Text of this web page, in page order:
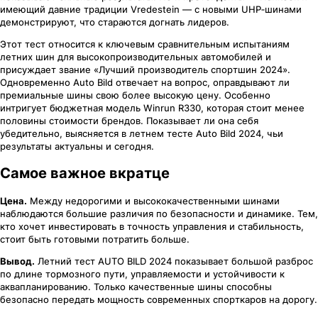
имеющий давние традиции Vredestein — с новыми UHP‑шинами
демонстрируют, что стараются догнать лидеров.
Этот тест относится к ключевым сравнительным испытаниям
летних шин для высокопроизводительных автомобилей и
присуждает звание «Лучший производитель спортшин 2024».
Одновременно Auto Bild отвечает на вопрос, оправдывают ли
премиальные шины свою более высокую цену. Особенно
интригует бюджетная модель Winrun R330, которая стоит менее
половины стоимости брендов. Показывает ли она себя
убедительно, выясняется в летнем тесте Auto Bild 2024, чьи
результаты актуальны и сегодня.
Самое важное вкратце
Цена. Между недорогими и высококачественными шинами
наблюдаются большие различия по безопасности и динамике. Тем,
кто хочет инвестировать в точность управления и стабильность,
стоит быть готовыми потратить больше.
Вывод. Летний тест AUTO BILD 2024 показывает большой разброс
по длине тормозного пути, управляемости и устойчивости к
аквапланированию. Только качественные шины способны
безопасно передать мощность современных спорткаров на дорогу.